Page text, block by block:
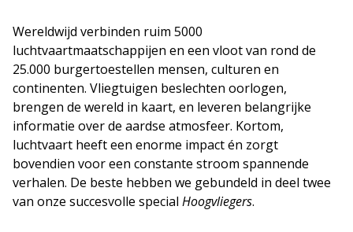
Wereldwijd verbinden ruim 5000
luchtvaartmaatschappijen en een vloot van rond de
25.000 burgertoestellen mensen, culturen en
continenten. Vliegtuigen beslechten oorlogen,
brengen de wereld in kaart, en leveren belangrijke
informatie over de aardse atmosfeer. Kortom,
luchtvaart heeft een enorme impact én zorgt
bovendien voor een constante stroom spannende
verhalen. De beste hebben we gebundeld in deel twee
van onze succesvolle special Hoogvliegers.